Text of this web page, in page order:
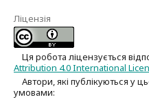
Ліцензія
Ця робота ліцензується
Attribution 4.0 International
Автори, які публікуються у
умовами: